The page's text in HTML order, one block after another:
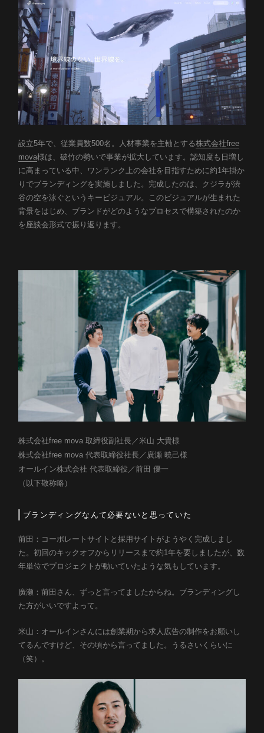
採用情報
Career
採用情報
Introduction
イントロダクション
Heroes
Story
プロジェクトストーリー
Culture
カルチャー
Entry
エントリー
News
ニュース
Blog
ブログ
資料ダウンロード お問い合わせ
設立5年で、従業員数500名。人材事業を主軸とする株式会社free
mova様は、破竹の勢いで事業が拡大しています。認知度も日増し
に高まっている中、ワンランク上の会社を目指すために約1年掛か
りでブランディングを実施しました。完成したのは、クジラが渋
谷の空を泳ぐというキービジュアル。このビジュアルが生まれた
背景をはじめ、ブランドがどのようなプロセスで構築されたのか
を座談会形式で振り返ります。
株式会社free mova 取締役副社長／米山 大貴様
株式会社free mova 代表取締役社長／廣瀬 暁己様
オールイン株式会社 代表取締役／前田 優一
（以下敬称略）
ブランディングなんて必要ないと思っていた
前田：コーポレートサイトと採用サイトがようやく完成しまし
た。初回のキックオフからリリースまで約1年を要しましたが、数
年単位でプロジェクトが動いていたような気もしています。
廣瀬：前田さん、ずっと言ってましたからね。ブランディングし
た方がいいですよって。
米山：オールインさんには創業期から求人広告の制作をお願いし
てるんですけど、その頃から言ってました。うるさいくらいに
（笑）。